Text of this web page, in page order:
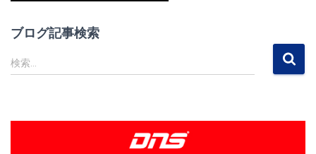
ブログ記事検索
検
索
検索…